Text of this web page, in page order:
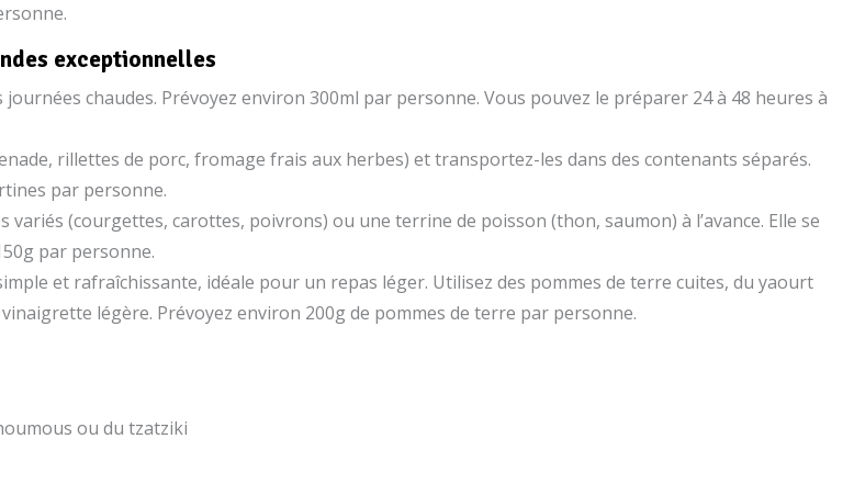
exceptionnelles
chaudes. Prévoyez environ 300ml par personne. Vous pouvez le préparer 24 à 48 heures à
rillettes de porc, fromage frais aux herbes) et transportez-les dans des contenants séparés.
par personne.
variés (courgettes, carottes, poivrons) ou une terrine de poisson (thon, saumon) à l’avance. Elle se
par personne.
et rafraîchissante, idéale pour un repas léger. Utilisez des pommes de terre cuites, du yaourt
légère. Prévoyez environ 200g de pommes de terre par personne.
ou du tzatziki